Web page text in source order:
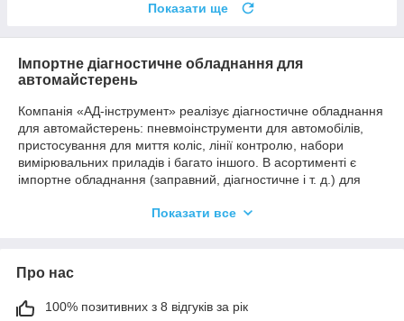
Показати ще
Імпортне діагностичне обладнання для
автомайстерень
Компанія «АД-інструмент» реалізує діагностичне обладнання
для автомайстерень: пневмоінструменти для автомобілів,
пристосування для миття коліс, лінії контролю, набори
вимірювальних приладів і багато іншого. В асортименті є
імпортне обладнання (заправний, діагностичне і т. д.) для
перевірених брендів має високі технічні характеристики і
Київ, Дніпро, Харків, Одеса, Львів — наші клієнти є скрізь!
Професійне діагностичне обладнання
Показати все
Про нас
100% позитивних з 8 відгуків за рік